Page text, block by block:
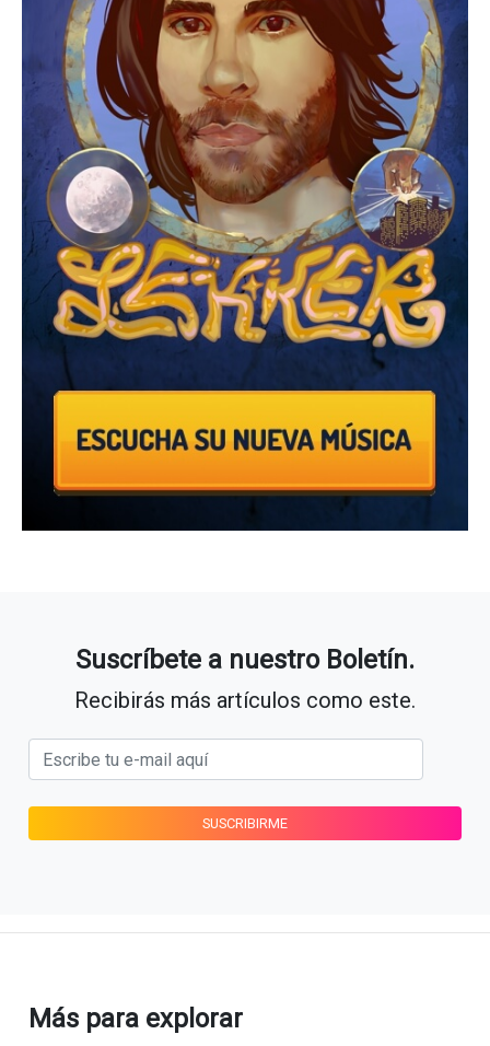
Suscríbete a nuestro Boletín.
Recibirás más artículos como este.
Más para explorar